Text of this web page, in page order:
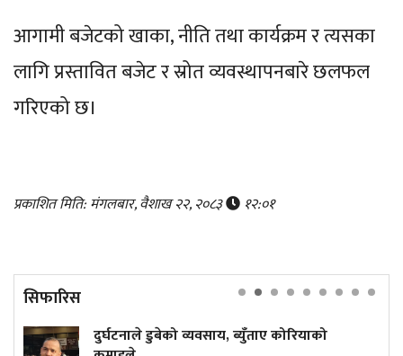
आगामी बजेटको खाका, नीति तथा कार्यक्रम र त्यसका
लागि प्रस्तावित बजेट र स्रोत व्यवस्थापनबारे छलफल
गरिएको छ।
प्रकाशित मिति: मंगलबार, वैशाख २२, २०८३ १२:०१
सिफारिस
व्यवसाय, ब्युँताए कोरियाको